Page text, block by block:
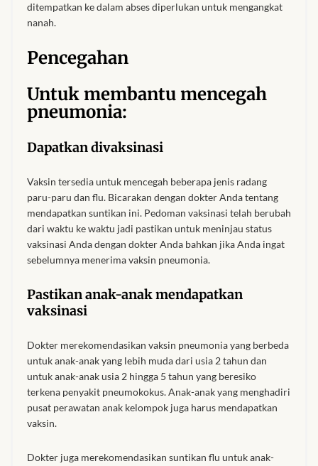
ditempatkan ke dalam abses diperlukan untuk mengangkat
nanah.
Pencegahan
Untuk membantu mencegah
pneumonia:
Dapatkan divaksinasi
Vaksin tersedia untuk mencegah beberapa jenis radang
paru-paru dan flu. Bicarakan dengan dokter Anda tentang
mendapatkan suntikan ini. Pedoman vaksinasi telah berubah
dari waktu ke waktu jadi pastikan untuk meninjau status
vaksinasi Anda dengan dokter Anda bahkan jika Anda ingat
sebelumnya menerima vaksin pneumonia.
Pastikan anak-anak mendapatkan
vaksinasi
Dokter merekomendasikan vaksin pneumonia yang berbeda
untuk anak-anak yang lebih muda dari usia 2 tahun dan
untuk anak-anak usia 2 hingga 5 tahun yang beresiko
terkena penyakit pneumokokus. Anak-anak yang menghadiri
pusat perawatan anak kelompok juga harus mendapatkan
vaksin.
Dokter juga merekomendasikan suntikan flu untuk anak-